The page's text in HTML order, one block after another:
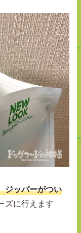
ジッパーがつい
ズに行えます